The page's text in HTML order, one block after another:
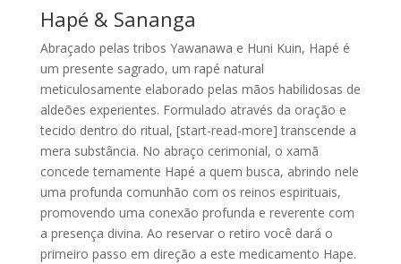
Hapé & Sananga
Abraçado pelas tribos Yawanawa e Huni Kuin, Hapé é
um presente sagrado, um rapé natural
meticulosamente elaborado pelas mãos habilidosas de
aldeões experientes. Formulado através da oração e
tecido dentro do ritual, [start-read-more] transcende a
mera substância. No abraço cerimonial, o xamã
concede ternamente Hapé a quem busca, abrindo nele
uma profunda comunhão com os reinos espirituais,
promovendo uma conexão profunda e reverente com
a presença divina. Ao reservar o retiro você dará o
primeiro passo em direção a este medicamento Hape.